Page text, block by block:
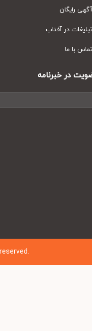
رایگان
در آفتاب
با ما
در خبرنامه